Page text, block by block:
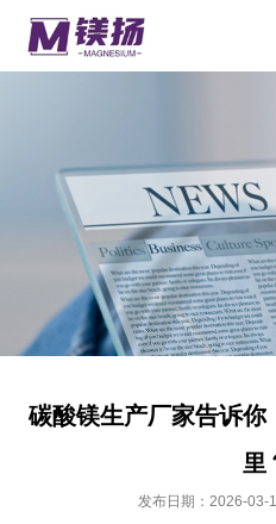
碳酸镁生产厂家告诉
里
发布日期：2026-